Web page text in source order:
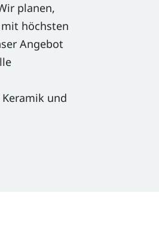
planen,
höchsten
Angebot
und